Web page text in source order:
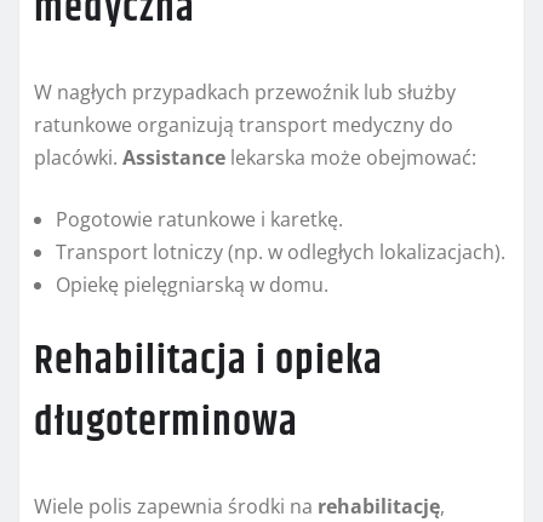
W nagłych przypadkach przewoźnik lub służby
ratunkowe organizują transport medyczny do
placówki. Assistance lekarska może obejmować:
Pogotowie ratunkowe i karetkę.
Transport lotniczy (np. w odległych lokalizacjach).
Opiekę pielęgniarską w domu.
Rehabilitacja i opieka
długoterminowa
Wiele polis zapewnia środki na rehabilitację,